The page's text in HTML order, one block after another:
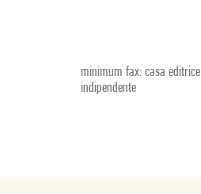
minimum fax: casa editrice
indipendente